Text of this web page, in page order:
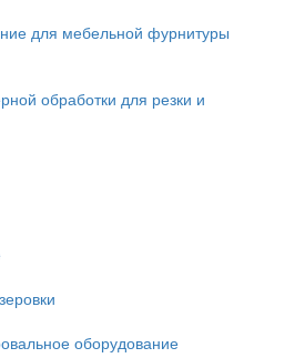
для мебельной фурнитуры
обработки для резки и
оборудование